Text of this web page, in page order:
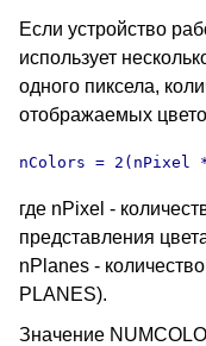
Если устройство
использует
одного пиксела,
отображаемых
nColors = 2(nPixel
где nPixel -
представления
nPlanes -
PLANES).
Значение